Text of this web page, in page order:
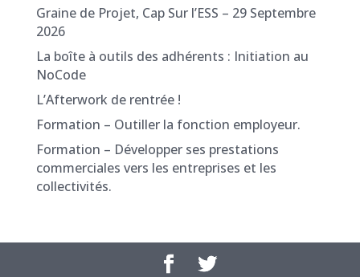
Graine de Projet, Cap Sur l’ESS – 29 Septembre
2026
La boîte à outils des adhérents : Initiation au
NoCode
L’Afterwork de rentrée !
Formation – Outiller la fonction employeur.
Formation – Développer ses prestations
commerciales vers les entreprises et les
collectivités.